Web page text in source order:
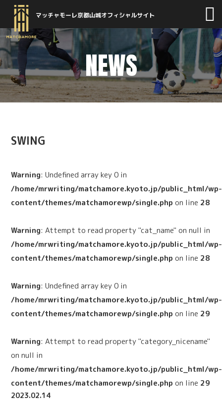
マッチャモーレ京都山城オフィシャルサイト
NEWS
SWING
Warning: Undefined array key 0 in
/home/mrwriting/matchamore.kyoto.jp/public_html/wp-
content/themes/matchamorewp/single.php on line 28
Warning: Attempt to read property "cat_name" on null in
/home/mrwriting/matchamore.kyoto.jp/public_html/wp-
content/themes/matchamorewp/single.php on line 28
Warning: Undefined array key 0 in
/home/mrwriting/matchamore.kyoto.jp/public_html/wp-
content/themes/matchamorewp/single.php on line 29
Warning: Attempt to read property "category_nicename"
on null in
/home/mrwriting/matchamore.kyoto.jp/public_html/wp-
content/themes/matchamorewp/single.php on line 29
2023.02.14